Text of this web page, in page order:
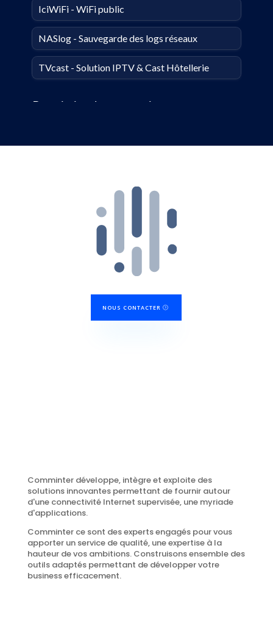
NOUS CONTACTER
Comminter développe, intègre et exploite des
solutions innovantes permettant de fournir autour
d'une connectivité Internet supervisée, une myriade
d'applications.
Comminter ce sont des experts engagés pour vous
apporter un service de qualité, une expertise à la
hauteur de vos ambitions. Construisons ensemble des
outils adaptés permettant de développer votre
business efficacement.